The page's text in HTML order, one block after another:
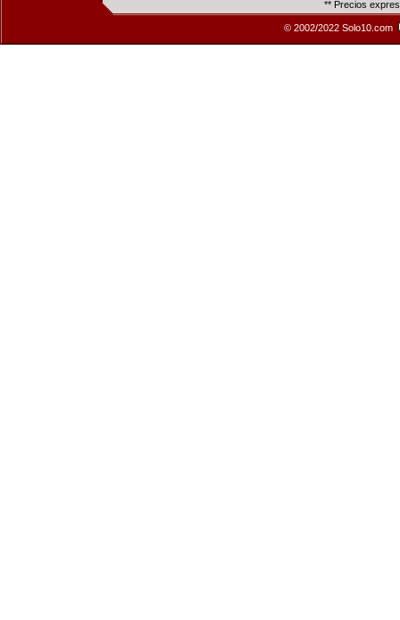
** Precios
© 2002/2022 Solo10.com